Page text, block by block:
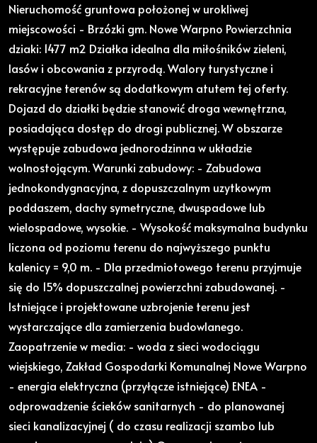
Nieruchomość gruntowa położonej w urokliwej
miejscowości - Brzózki gm. Nowe Warpno Powierzchnia
dziaki: 1477 m2 Działka idealna dla miłośników zieleni,
lasów i obcowania z przyrodą. Walory turystyczne i
rekracyjne terenów są dodatkowym atutem tej oferty.
Dojazd do działki będzie stanowić droga wewnętrzna,
posiadająca dostęp do drogi publicznej. W obszarze
występuje zabudowa jednorodzinna w układzie
wolnostojącym. Warunki zabudowy: - Zabudowa
jednokondygnacyjna, z dopuszczalnym uzytkowym
poddaszem, dachy symetryczne, dwuspadowe lub
wielospadowe, wysokie. - Wysokość maksymalna budynku
liczona od poziomu terenu do najwyższego punktu
kalenicy = 9,0 m. - Dla przedmiotowego terenu przyjmuje
się do 15% dopuszczalnej powierzchni zabudowanej. -
Istniejące i projektowane uzbrojenie terenu jest
wystarczające dla zamierzenia budowlanego.
Zaopatrzenie w media: - woda z sieci wodociągu
wiejskiego, Zakład Gospodarki Komunalnej Nowe Warpno
- energia elektryczna (przyłącze istniejące) ENEA -
odprowadzenie ścieków sanitarnych - do planowanej
sieci kanalizacyjnej ( do czasu realizacji szambo lub